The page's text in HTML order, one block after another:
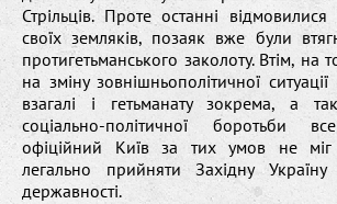
Стрільців. Проте останні
своїх земляків, позаяк вже були
протигетьманського заколоту. Втім, на
на зміну зовнішньополітичної
взагалі і гетьманату зокрема, а
соціально-політичної боротьби
офіційний Київ за тих умов не міг
легально прийняти Західну
державності.